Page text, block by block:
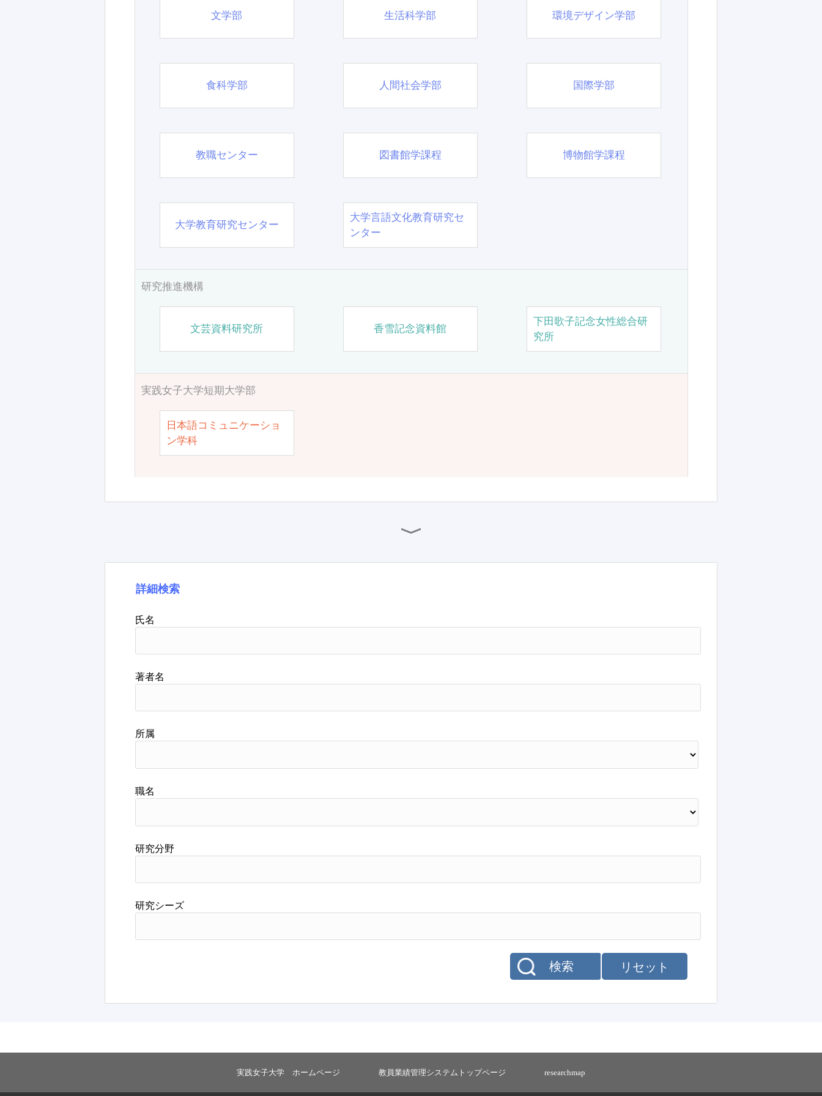
文学部 生活科学部 環境デザイン学部
食科学部 人間社会学部 国際学部
教職センター 図書館学課程 博物館学課程
大学教育研究センター
大学言語文化教育研究セ
ンター
研究推進機構
文芸資料研究所 香雪記念資料館
下田歌子記念女性総合研
究所
実践女子大学短期大学部
日本語コミュニケーショ
ン学科
詳細検索
氏名
著者名
所属
職名
研究分野
研究シーズ
リセット
検索
実践女子大学 ホームページ 教員業績管理システムトップページ researchmap